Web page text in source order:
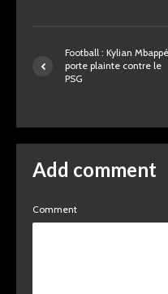
Football : Kylian Mbappé
porte plainte contre le
PSG
Add comment
Comment